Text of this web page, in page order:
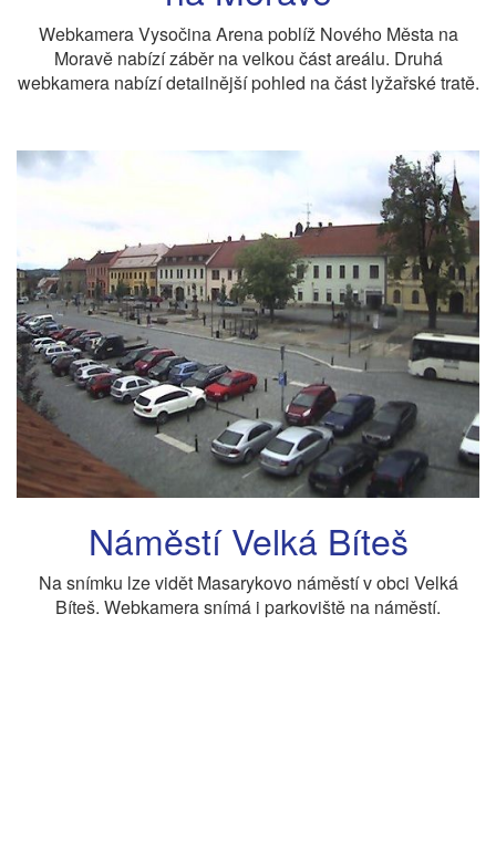
Webkamera Vysočina Arena poblíž Nového Města na
Moravě nabízí záběr na velkou část areálu. Druhá
webkamera nabízí detailnější pohled na část lyžařské tratě.
Náměstí Velká Bíteš
Na snímku lze vidět Masarykovo náměstí v obci Velká
Bíteš. Webkamera snímá i parkoviště na náměstí.